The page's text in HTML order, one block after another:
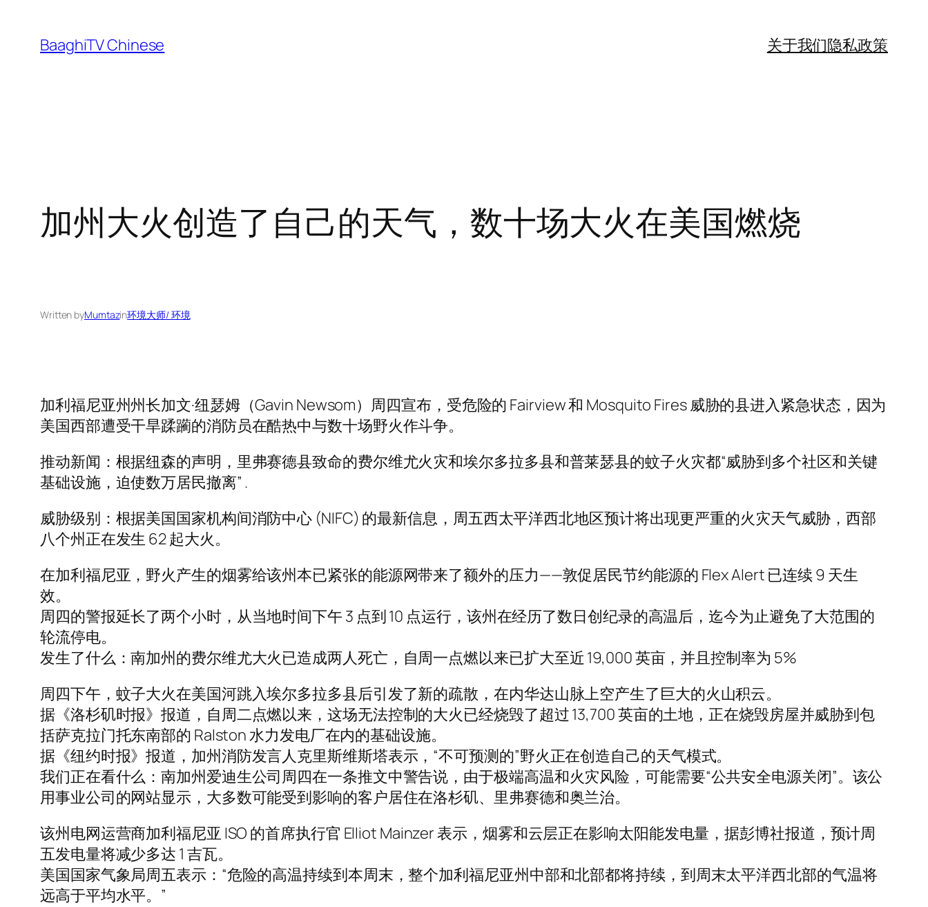
content
BaaghiTV Chinese 关于我们隐私政策
加州大火创造了自己的天气，数十场大火在美国燃烧
Written byMumtazin环境大师/ 环境
加利福尼亚州州长加文·纽瑟姆（Gavin Newsom）周四宣布，受危险的 Fairview 和 Mosquito Fires 威胁的县进入紧急状态，因为
美国西部遭受干旱蹂躏的消防员在酷热中与数十场野火作斗争。
推动新闻：根据纽森的声明，里弗赛德县致命的费尔维尤火灾和埃尔多拉多县和普莱瑟县的蚊子火灾都“威胁到多个社区和关键
基础设施，迫使数万居民撤离” .
威胁级别：根据美国国家机构间消防中心 (NIFC) 的最新信息，周五西太平洋西北地区预计将出现更严重的火灾天气威胁，西部
八个州正在发生 62 起大火。
在加利福尼亚，野火产生的烟雾给该州本已紧张的能源网带来了额外的压力——敦促居民节约能源的 Flex Alert 已连续 9 天生
效。
周四的警报延长了两个小时，从当地时间下午 3 点到 10 点运行，该州在经历了数日创纪录的高温后，迄今为止避免了大范围的
轮流停电。
发生了什么：南加州的费尔维尤大火已造成两人死亡，自周一点燃以来已扩大至近 19,000 英亩，并且控制率为 5%
周四下午，蚊子大火在美国河跳入埃尔多拉多县后引发了新的疏散，在内华达山脉上空产生了巨大的火山积云。
据《洛杉矶时报》报道，自周二点燃以来，这场无法控制的大火已经烧毁了超过 13,700 英亩的土地，正在烧毁房屋并威胁到包
括萨克拉门托东南部的 Ralston 水力发电厂在内的基础设施。
据《纽约时报》报道，加州消防发言人克里斯维斯塔表示，“不可预测的”野火正在创造自己的天气模式。
我们正在看什么：南加州爱迪生公司周四在一条推文中警告说，由于极端高温和火灾风险，可能需要“公共安全电源关闭”。该公
用事业公司的网站显示，大多数可能受到影响的客户居住在洛杉矶、里弗赛德和奥兰治。
该州电网运营商加利福尼亚 ISO 的首席执行官 Elliot Mainzer 表示，烟雾和云层正在影响太阳能发电量，据彭博社报道，预计周
五发电量将减少多达 1 吉瓦。
美国国家气象局周五表示：“危险的高温持续到本周末，整个加利福尼亚州中部和北部都将持续，到周末太平洋西北部的气温将
远高于平均水平。”